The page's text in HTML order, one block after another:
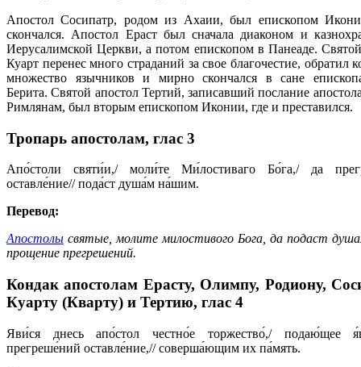
Апостол Сосипатр, родом из Ахаии, был епископом
скончался. Апостол Ераст был сначала диаконом и
Иерусалимской Церкви, а потом епископом в Панеаде.
Куарт перенес много страданий за свое благочестие, обратил
множество язычников и мирно скончался в сане
Берита. Святой апостол Тертий, записавший послание
Римлянам, был вторым епископом Иконии, где и преставился.
Тропарь апостолам, глас 3
Апо́столи святи́и,/ моли́те Ми́лостиваго Бо́га,/ да
оставле́ние// пода́ст душа́м на́шим.
Перевод:
Апостолы святые, молите милостивого Бога, да подаст
прощение прегрешений.
Кондак апостолам Ерасту, Олимпу, Родиону,
Куарту (Кварту) и Тертию, глас 4
Яви́ся днесь апо́стол честно́е торжество́,/ подаю́щее
прегреше́ний оставле́ние,// соверша́ющим их па́мять.